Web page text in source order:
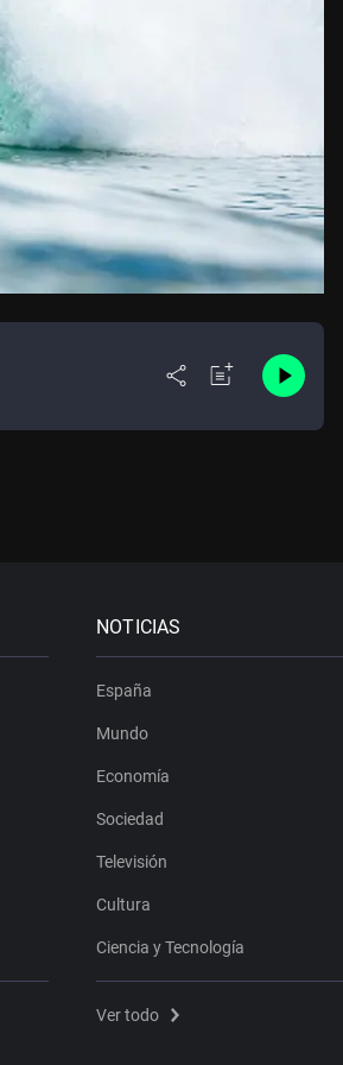
NOTICIAS
España
Mundo
Economía
Sociedad
Televisión
Cultura
Ciencia y Tecnología
Ver todo